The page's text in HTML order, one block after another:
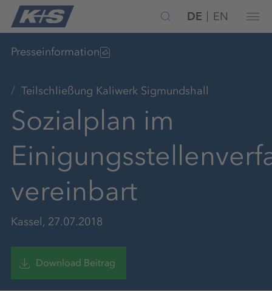
DE EN
Presseinformation
Teilschließung Kaliwerk Sigmundshall
Sozialplan im
vereinbart
Kassel, 27.07.2018
Download Beitrag